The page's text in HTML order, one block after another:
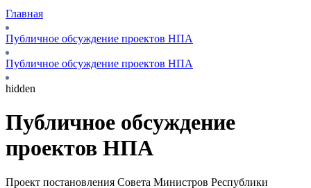
Главная
Публичное обсуждение проектов НПА
Публичное обсуждение проектов НПА
hidden
Публичное обсуждение
проектов НПА
Проект постановления Совета Министров Республики